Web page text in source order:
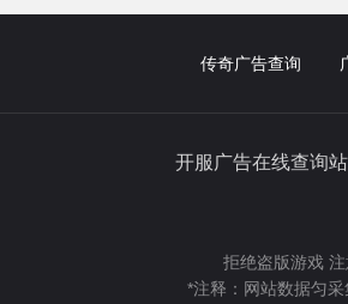
传奇广告查询
开服广告在线查
拒绝盗版游戏
*注释：网站数据匀